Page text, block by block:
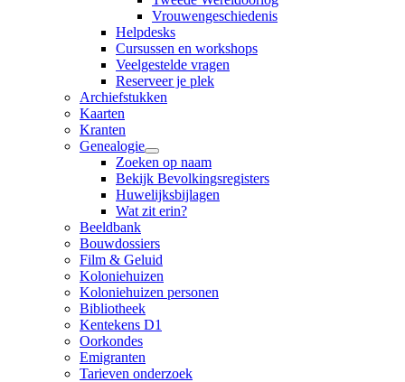
Vrouwengeschiedenis
Helpdesks
Cursussen en workshops
Veelgestelde vragen
Reserveer je plek
Archiefstukken
Kaarten
Kranten
Genealogie
Zoeken op naam
Bekijk Bevolkingsregisters
Huwelijksbijlagen
Wat zit erin?
Beeldbank
Bouwdossiers
Film & Geluid
Koloniehuizen
Koloniehuizen personen
Bibliotheek
Kentekens D1
Oorkondes
Emigranten
Tarieven onderzoek